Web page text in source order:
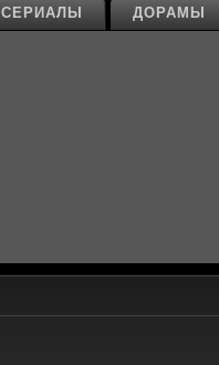
ДОРАМЫ
СЕРИАЛЫ